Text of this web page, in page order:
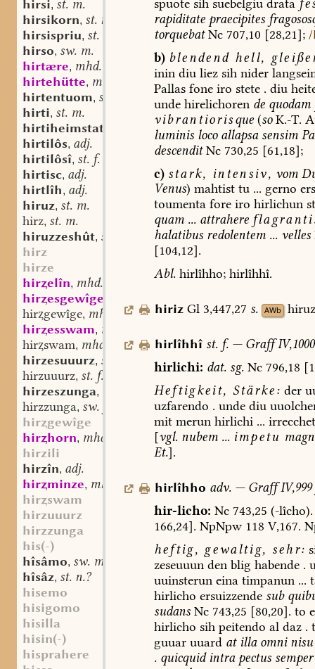
hirsi, st. m.
hirsikorn, st. n.
hirsispriu, st. n.
hirso, sw. m.
hirtære, mhd. st. m.
hirtehütte, mhd. st. sw. f.
hirtentuom, st. m. n.
hirti, st. m.
hirtiheimstat
hirtilôs, adj.
hirtilôsî, st. f.
hirtisc, adj.
hirtlîh, adj.
hiruz, st. m.
hirz, st. m.
hiruzzeshût, st. f.
hirz
hirze
hirelîn, mhd. st. n.
hiresgewîge
hirgewîge, mhd. st. n.
hiresswam, mhd. st. m.
hirswam, mhd. st. m.
hirzesuuurz, st. f.
hirzuuurz, st. f.
hirzeszunga,
hirzzunga, sw. f.
hirgewîge
hirhorn, mhd. st. n.
hirzili
hirzîn, adj.
hirminze, mhd. st. sw. f.
hirswam
hirzuuurz
hirzzunga
his(-)
hîsâmo, sw. m.
hîsâz, st. n.?
hisemo
hisigomo
hisilla
hisin(-)
hisprahere
spuotesihsuebelgiudrata
rapiditatepraecipites
torquebatNc 707,10 [28,21]; /
b) blendend hell,
inindiuliez sihnider
Pallasfoneiro stete. diu
undehirelichoren dequodam
vibrantiorisque(soK.-T.
luminis locoallapsasensim
descenditNc730,25 [61,18];
c) stark, intensiv, vom
Venus) mahtist tu... gerno
toumentaforeiro hirlichun
quam...attrahere
halatibusredolentem...velles
[104,12].
Abl.hirlîhho;hirlîhhî.
hiriz Gl 3,447,27 s. AWb
hirlîhhî st. f. —Graff
hirlichi: dat.sg.Nc796,18
Heftigkeit, Stärke: der
uzfarendo . unde diu
mitmerunhirlichi... irrecchet
[vgl.nubem... impetu
Et.].
hirlîhho adv. —GraffIV,999
hir-licho: Nc743,25 (-lîcho).
166,24]. NpNpw118 V,167.
heftig, gewaltig, sehr:
zeseuuun denblig habende.
uuinsteruneina timpanun...
hirlicho ersuizzende sub
sudansNc743,25 [80,20]. to
hirlicho sihpeitendo aldaz.
guuaruuard at illaomninisu
.quicquidintrapectus semper